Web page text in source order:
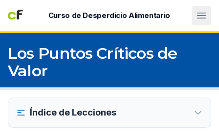
Curso de Desperdicio Alimentario
Los Puntos Críticos de
Valor
Índice de Lecciones